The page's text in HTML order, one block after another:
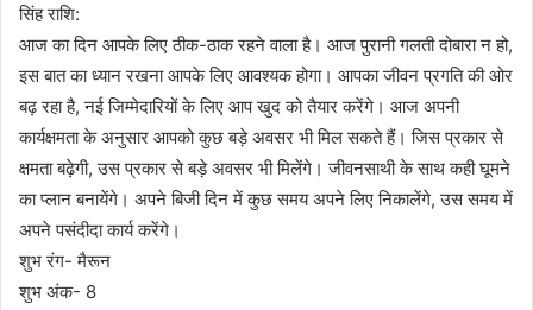
सिंह राशि:
आज का दिन आपके लिए ठीक-ठाक रहने वाला है। आज पुरानी गलती दोबारा न हो,
इस बात का ध्यान रखना आपके लिए आवश्यक होगा। आपका जीवन प्रगति की ओर
बढ़ रहा है, नई जिम्मेदारियों के लिए आप खुद को तैयार करेंगे। आज अपनी
कार्यक्षमता के अनुसार आपको कुछ बड़े अवसर भी मिल सकते हैं। जिस प्रकार से
क्षमता बढ़ेगी, उस प्रकार से बड़े अवसर भी मिलेंगे। जीवनसाथी के साथ कही घूमने
का प्लान बनायेंगे। अपने बिजी दिन में कुछ समय अपने लिए निकालेंगे, उस समय में
अपने पसंदीदा कार्य करेंगे।
शुभ रंग- मैरून
शुभ अंक- 8